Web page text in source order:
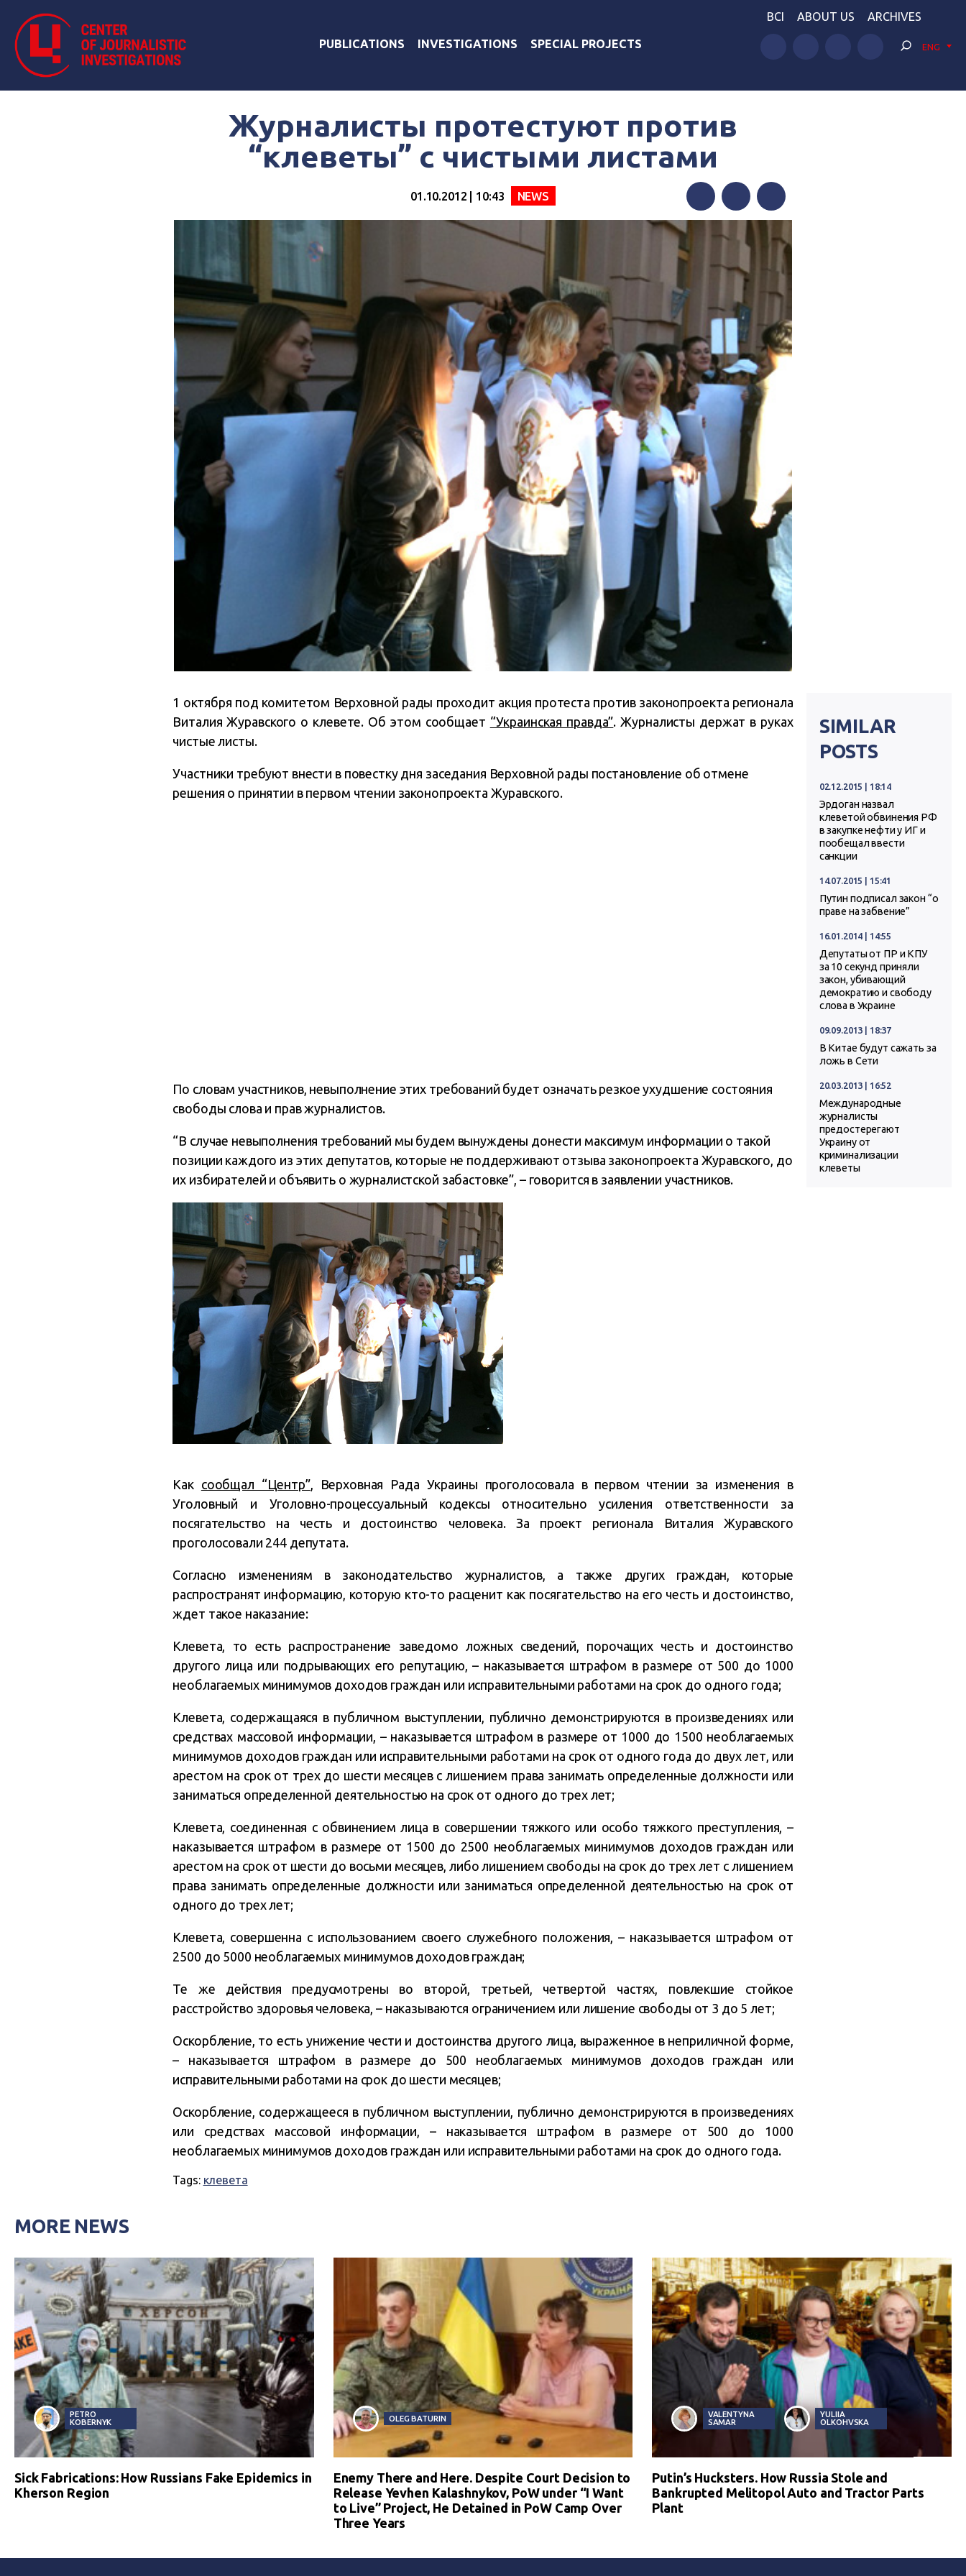
PUBLICATIONS INVESTIGATIONS SPECIAL PROJECTS
BCI ABOUT US ARCHIVES
ENG
Журналисты протестуют против
“клеветы” с чистыми листами
01.10.2012 | 10:43 NEWS
Twitter Telegram
1 октября под комитетом Верховной рады проходит акция протеста против законопроекта регионала
Виталия Журавского о клевете. Об этом сообщает “Украинская правда”. Журналисты держат в руках
чистые листы.
Участники требуют внести в повестку дня заседания Верховной рады постановление об отмене
решения о принятии в первом чтении законопроекта Журавского.
По словам участников, невыполнение этих требований будет означать резкое ухудшение состояния
свободы слова и прав журналистов.
“В случае невыполнения требований мы будем вынуждены донести максимум информации о такой
позиции каждого из этих депутатов, которые не поддерживают отзыва законопроекта Журавского, до
их избирателей и объявить о журналистской забастовке”, – говорится в заявлении участников.
Как сообщал “Центр”, Верховная Рада Украины проголосовала в первом чтении за изменения в
Уголовный и Уголовно-процессуальный кодексы относительно усиления ответственности за
посягательство на честь и достоинство человека. За проект регионала Виталия Журавского
проголосовали 244 депутата.
Согласно изменениям в законодательство журналистов, а также других граждан, которые
распространят информацию, которую кто-то расценит как посягательство на его честь и достоинство,
ждет такое наказание:
Клевета, то есть распространение заведомо ложных сведений, порочащих честь и достоинство
другого лица или подрывающих его репутацию, – наказывается штрафом в размере от 500 до 1000
необлагаемых минимумов доходов граждан или исправительными работами на срок до одного года;
Клевета, содержащаяся в публичном выступлении, публично демонстрируются в произведениях или
средствах массовой информации, – наказывается штрафом в размере от 1000 до 1500 необлагаемых
минимумов доходов граждан или исправительными работами на срок от одного года до двух лет, или
арестом на срок от трех до шести месяцев с лишением права занимать определенные должности или
заниматься определенной деятельностью на срок от одного до трех лет;
Клевета, соединенная с обвинением лица в совершении тяжкого или особо тяжкого преступления, –
наказывается штрафом в размере от 1500 до 2500 необлагаемых минимумов доходов граждан или
арестом на срок от шести до восьми месяцев, либо лишением свободы на срок до трех лет с лишением
права занимать определенные должности или заниматься определенной деятельностью на срок от
одного до трех лет;
Клевета, совершенна с использованием своего служебного положения, – наказывается штрафом от
2500 до 5000 необлагаемых минимумов доходов граждан;
Те же действия предусмотрены во второй, третьей, четвертой частях, повлекшие стойкое
расстройство здоровья человека, – наказываются ограничением или лишение свободы от 3 до 5 лет;
Оскорбление, то есть унижение чести и достоинства другого лица, выраженное в неприличной форме,
– наказывается штрафом в размере до 500 необлагаемых минимумов доходов граждан или
исправительными работами на срок до шести месяцев;
Оскорбление, содержащееся в публичном выступлении, публично демонстрируются в произведениях
или средствах массовой информации, – наказывается штрафом в размере от 500 до 1000
необлагаемых минимумов доходов граждан или исправительными работами на срок до одного года.
Tags: клевета
SIMILAR
POSTS
02.12.2015 | 18:14
Эрдоган назвал
клеветой обвинения РФ
в закупке нефти у ИГ и
пообещал ввести
санкции
14.07.2015 | 15:41
Путин подписал закон “о
праве на забвение”
16.01.2014 | 14:55
Депутаты от ПР и КПУ
за 10 секунд приняли
закон, убивающий
демократию и свободу
слова в Украине
09.09.2013 | 18:37
В Китае будут сажать за
ложь в Сети
20.03.2013 | 16:52
Международные
журналисты
предостерегают
Украину от
криминализации
клеветы
MORE NEWS
PETRO
KOBERNYK
Sick Fabrications: How Russians Fake Epidemics in
Kherson Region
OLEG BATURIN
Enemy There and Here. Despite Court Decision to
Release Yevhen Kalashnykov, PoW under “I Want
to Live” Project, He Detained in PoW Camp Over
Three Years
VALENTYNA
SAMAR
YULIIA
OLKOHVSKA
Putin’s Hucksters. How Russia Stole and
Bankrupted Melitopol Auto and Tractor Parts
Plant